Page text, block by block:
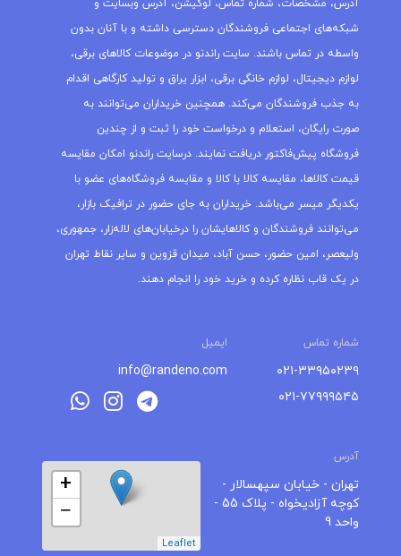
آدرس، مشخصات، شماره تماس، لوکیشن، آدرس وبسایت و
شبکه‌های اجتماعی فروشندگان دسترسی داشته و با آنان بدون
واسطه در تماس باشند. سایت راندنو در موضوعات کالاهای برقی،
لوازم دیجیتال، لوازم خانگی برقی، ابزار یراق و تولید کارگاهی اقدام
به جذب فروشندگان می‌کند. همچنین خریداران می‌توانند به
صورت رایگان، استعلام و درخواست خود را ثبت و از چندین
فروشگاه پیش‌فاکتور دریافت نمایند. درسایت راندنو امکان مقایسه
قیمت کالاها، مقایسه کالا با کالا و مقایسه فروشگاه‌های عضو با
یکدیگر میسر می‌باشد. خریداران به جای حضور در ترافیک بازار،
می‌توانند فروشندگان و کالاهایشان را درخیابان‌های لاله‌زار، جمهوری،
ولیعصر، امین حضور، حسن آباد، میدان قزوین و سایر نقاط تهران
در یک قاب نظاره کرده و خرید خود را انجام دهند.
شماره تماس ایمیل
۰۲۱-۳۳۹۵۰۲۳۹
۰۲۱-۷۷۹۹۹۵۴۵
info@randeno.com
آدرس
تهران - خیابان سپهسالار -
کوچه آزادیخواه - پلاک 55 -
واحد 9
+
−
Leaflet